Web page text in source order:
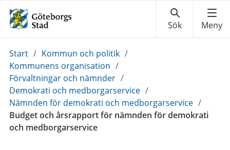
Du
är
här:
Start / Kommun och politik /
Kommunens organisation /
Förvaltningar och nämnder /
Demokrati och medborgarservice /
Nämnden för demokrati och medborgarservice /
Budget och årsrapport för nämnden för demokrati
och medborgarservice